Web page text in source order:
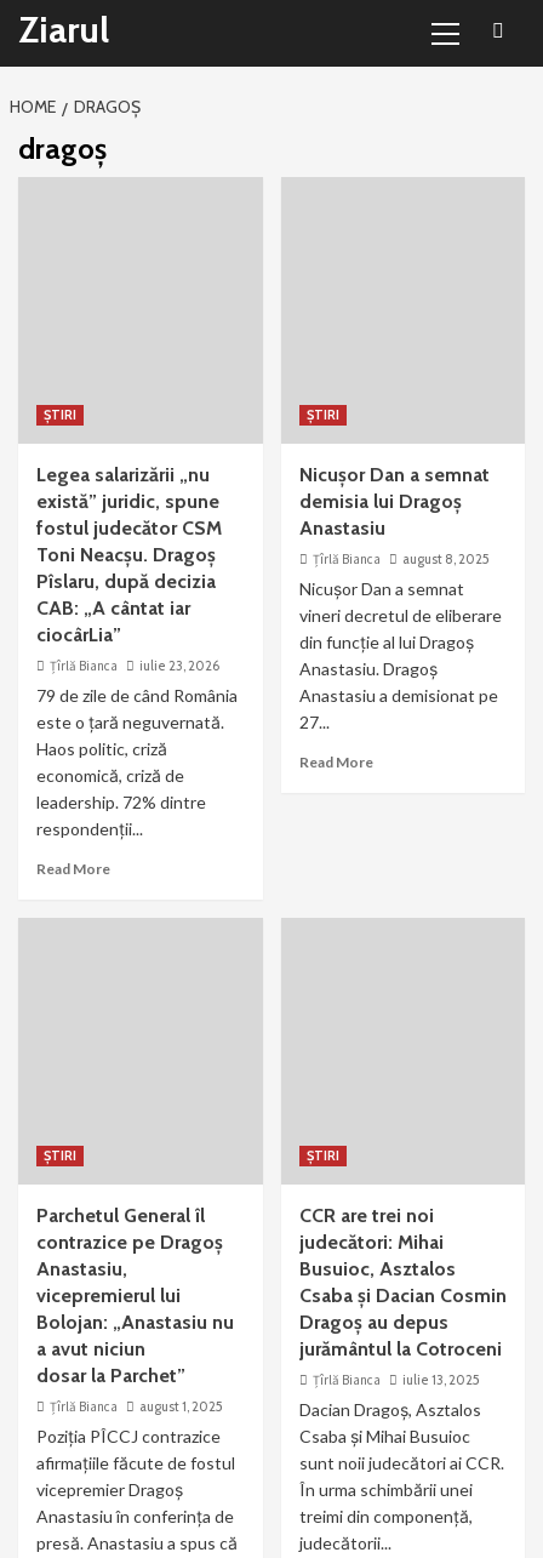
Sari
conținut
Ziarul
Menu
HOME DRAGOȘ
dragoș
ȘTIRI
Legea salarizării „nu
există” juridic, spune
fostul judecător CSM
Toni Neacșu. Dragoș
Pîslaru, după decizia
CAB: „A cântat iar
ciocârLia”
Țîrlă Bianca iulie 23, 2026
79 de zile de când România
este o țară neguvernată.
Haos politic, criză
economică, criză de
leadership. 72% dintre
respondenții...
Read More
ȘTIRI
Nicușor Dan a semnat
demisia lui Dragoș
Anastasiu
Țîrlă Bianca august 8, 2025
Nicușor Dan a semnat
vineri decretul de eliberare
din funcție al lui Dragoș
Anastasiu. Dragoș
Anastasiu a demisionat pe
27...
Read More
ȘTIRI
Parchetul General îl
contrazice pe Dragoș
Anastasiu,
vicepremierul lui
Bolojan: „Anastasiu nu
a avut niciun
dosar la Parchet”
Țîrlă Bianca august 1, 2025
Poziția PÎCCJ contrazice
afirmațiile făcute de fostul
vicepremier Dragoș
Anastasiu în conferința de
presă. Anastasiu a spus că
ȘTIRI
CCR are trei noi
judecători: Mihai
Busuioc, Asztalos
Csaba și Dacian Cosmin
Dragoș au depus
jurământul la Cotroceni
Țîrlă Bianca iulie 13, 2025
Dacian Dragoș, Asztalos
Csaba și Mihai Busuioc
sunt noii judecători ai CCR.
În urma schimbării unei
treimi din componență,
judecătorii...